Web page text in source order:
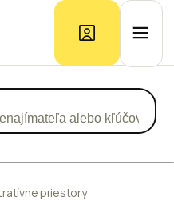
Prieskum trhu
alebo kľúčové
priestory